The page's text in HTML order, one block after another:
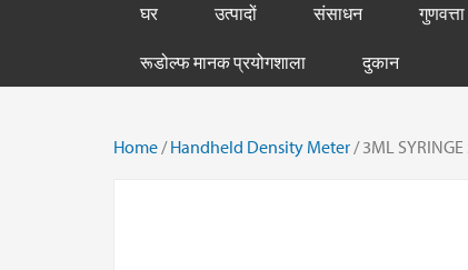
घर उत्पादों संसाधन
रूडोल्फ मानक प्रयोगशाला दुकान
Home /Handheld Density Meter / 3ML